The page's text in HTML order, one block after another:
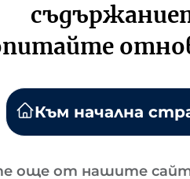
Към начална
още от нашите